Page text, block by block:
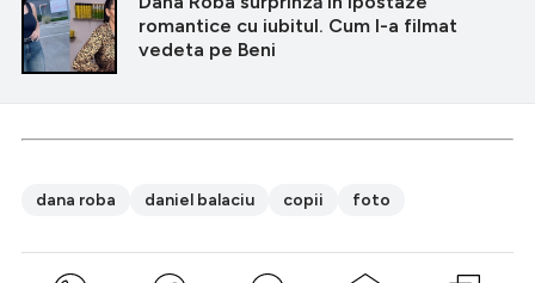
romantice cu iubitul. Cum l-a filmat
vedeta pe Beni
dana roba daniel balaciu copii foto